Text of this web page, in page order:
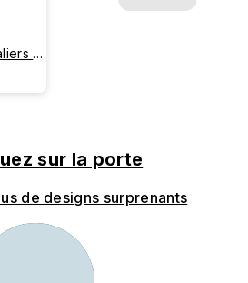
—
sur la porte
de designs surprenants